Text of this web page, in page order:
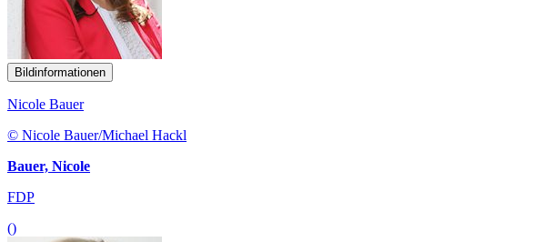
Bildinformationen
Nicole Bauer
© Nicole Bauer/Michael Hackl
Bauer, Nicole
FDP
()